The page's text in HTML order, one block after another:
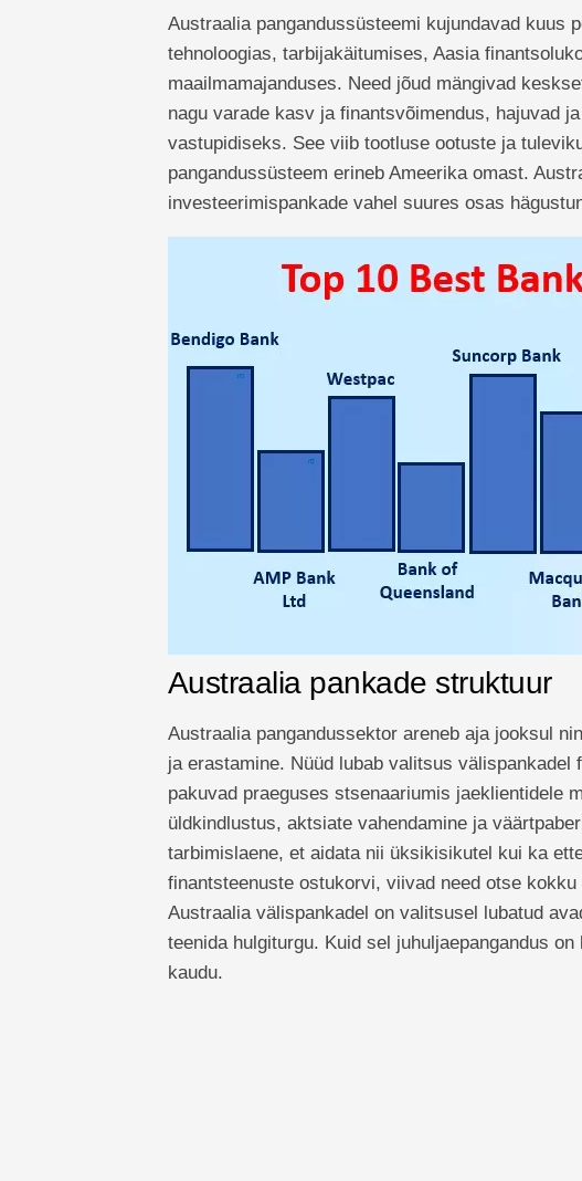
Austraalia pangandussüsteemi kujundavad kuus
tehnoloogias, tarbijakäitumises, Aasia
maailmamajanduses. Need jõud mängivad
nagu varade kasv ja finantsvõimendus, hajuvad
vastupidiseks. See viib tootluse ootuste ja
pangandussüsteem erineb Ameerika omast.
investeerimispankade vahel suures osas
Austraalia pankade struktuur
Austraalia pangandussektor areneb aja jooksul
ja erastamine. Nüüd lubab valitsus välispankadel
pakuvad praeguses stsenaariumis jaeklientidele
üldkindlustus, aktsiate vahendamine ja
tarbimislaene, et aidata nii üksikisikutel kui ka
finantsteenuste ostukorvi, viivad need otse
Austraalia välispankadel on valitsusel lubatud
teenida hulgiturgu. Kuid sel juhuljaepangandus
kaudu.